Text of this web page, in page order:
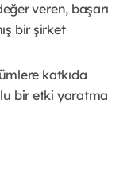
veren, başarı
bir şirket
katkıda
bir etki yaratma